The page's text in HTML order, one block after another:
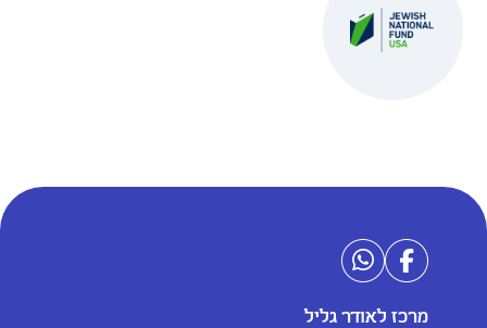
ארוחה חמה בכל משמרת.
מרכז לאודר גליל